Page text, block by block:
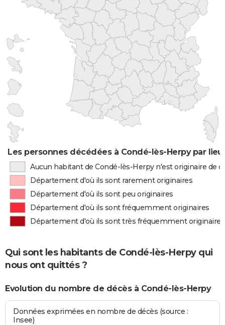
Les personnes décédées à Condé-lès-Herpy par
Aucun habitant de Condé-lès-Herpy n'est originaire de
Département d'où ils sont rarement originaires
Département d'où ils sont peu originaires
Département d'où ils sont fréquemment originaires
Département d'où ils sont très fréquemment originaires
Qui sont les habitants de Condé-lès-Herpy qui
nous ont quittés ?
Evolution du nombre de décès à Condé-lès-Herpy
Données exprimées en nombre de décès (source :
Insee)